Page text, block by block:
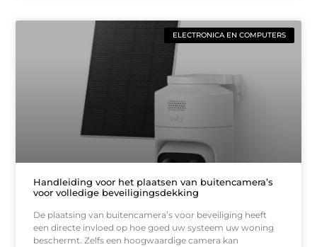
ELECTRONICA EN COMPUTERS
Handleiding voor het plaatsen van buitencamera’s
voor volledige beveiligingsdekking
De plaatsing van buitencamera’s voor beveiliging heeft
een directe invloed op hoe goed uw systeem uw woning
beschermt. Zelfs een hoogwaardige camera kan